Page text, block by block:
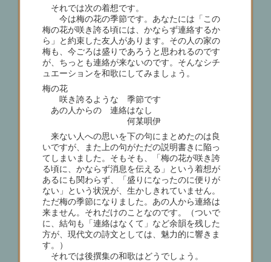
それでは次の着想です。
今は梅の花の季節です。あなたには「この
梅の花が咲き誇る頃には、かならず連絡するか
ら」と約束した友人があります。その人の家の
梅も、今ごろは盛りであろうと思われるのです
が、ちっとも連絡が来ないのです。そんなシチ
ュエーションを和歌にしてみましょう。
梅の花
咲き誇るような 季節です
あの人からの 連絡はなし
何某唄伊
来ない人への思いを下の句にまとめたのは良
いですが、また上の句がただの説明書きに陥っ
てしまいました。そもそも、「梅の花が咲き誇
る頃に、かならず消息を伝える」という着想が
あるにも関わらず、「盛りになったのに便りが
ない」という状況が、生かしきれていません。
ただ梅の季節になりました。あの人から連絡は
来ません。それだけのことなのです。（ついで
に、結句も「連絡はなくて」など余韻を残した
方が、現代文の詩文としては、魅力的に響きま
す。）
それでは後撰集の和歌はどうでしょう。